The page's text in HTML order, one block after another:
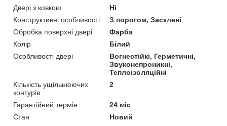
Двері з ковкою
Ні
Конструктивні особливості
З порогом, Засклені
Обробка поверхні двері
Фарба
Колір
Білий
Особливості двері
Вогнестійкі, Герметичні,
Звуконепроникні,
Теплоізоляційні
Кількість ущільнюючих
контурів
2
Гарантійний термін
24 міс
Стан
Новий